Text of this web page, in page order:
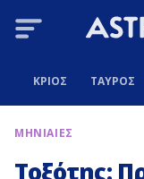
ΚΡΙΟΣ ΤΑΥΡΟΣ
ΜΗΝΙΑΙΕΣ
Τοξότης: